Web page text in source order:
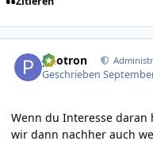
photron
Geschrieben
Wenn du Interesse daran
wir dann nachher auch